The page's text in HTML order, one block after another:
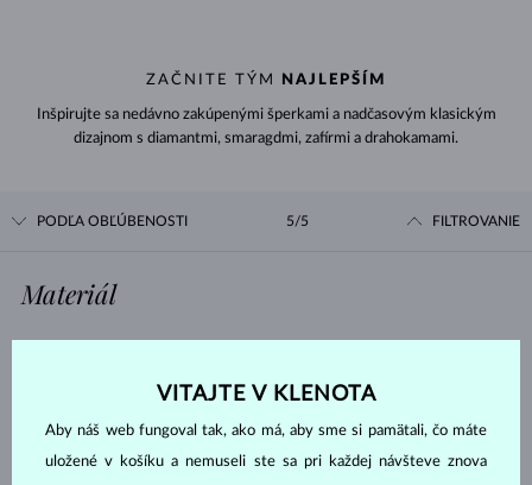
ZAČNITE TÝM NAJLEPŠÍM
Inšpirujte sa nedávno zakúpenými šperkami a nadčasovým klasickým
dizajnom s diamantmi, smaragdmi, zafírmi a drahokamami.
PODĽA OBĽÚBENOSTI 5/5 FILTROVANIE
Materiál
RUŽOVÉ ZLATO STRIEBRO
CHIRURGICKÁ OCEĽ
VITAJTE V KLENOTA
Aby náš web fungoval tak, ako má, aby sme si pamätali, čo máte
uložené v košíku a nemuseli ste sa pri každej návšteve znova